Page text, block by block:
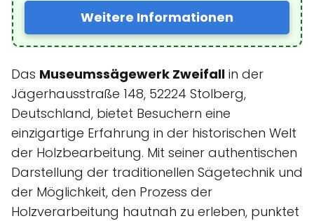
Weitere Informationen
Das Museumssägewerk Zweifall in der
Jägerhausstraße 148, 52224 Stolberg,
Deutschland, bietet Besuchern eine
einzigartige Erfahrung in der historischen Welt
der Holzbearbeitung. Mit seiner authentischen
Darstellung der traditionellen Sägetechnik und
der Möglichkeit, den Prozess der
Holzverarbeitung hautnah zu erleben, punktet